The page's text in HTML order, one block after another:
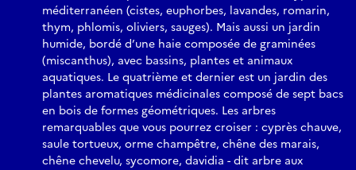
méditerranéen (cistes, euphorbes, lavandes, romarin,
thym, phlomis, oliviers, sauges). Mais aussi un jardin
humide, bordé d’une haie composée de graminées
(miscanthus), avec bassins, plantes et animaux
aquatiques. Le quatrième et dernier est un jardin des
plantes aromatiques médicinales composé de sept bacs
en bois de formes géométriques. Les arbres
remarquables que vous pourrez croiser : cyprès chauve,
saule tortueux, orme champêtre, chêne des marais,
chêne chevelu, sycomore, davidia - dit arbre aux